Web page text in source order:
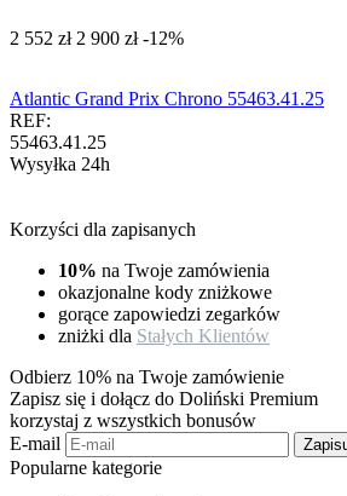
‍2 552‍ zł ‍2 900‍ zł -12%
Atlantic Grand Prix Chrono 55463.41.25
REF:
55463.41.25
Wysyłka 24h
Korzyści dla zapisanych
10% na Twoje zamówienia
okazjonalne kody zniżkowe
gorące zapowiedzi zegarków
zniżki dla Stałych Klientów
Odbierz 10% na Twoje zamówienie
Zapisz się i dołącz do Doliński Premium
korzystaj z wszystkich bonusów
E-mail
Popularne kategorie